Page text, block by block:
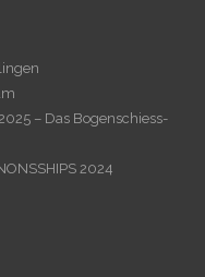
– Das Bogenschiess-
2024